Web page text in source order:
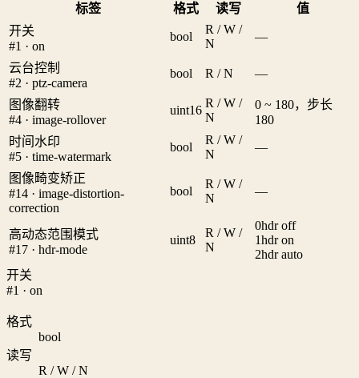
标签 格式 读写
值
开关
#1 · on
bool
R / W /
N
—
云台控制
#2 · ptz-camera
bool R / N —
图像翻转
#4 · image-rollover
uint16
R / W /
N
0 ~ 180，步长
180
时间水印
#5 · time-watermark
bool
R / W /
N
—
图像畸变矫正
#14 · image-distortion-
correction
bool
R / W /
N
—
高动态范围模式
#17 · hdr-mode
uint8
R / W /
N
0hdr off
1hdr on
2hdr auto
开关
#1 · on
格式
bool
读写
R / W / N